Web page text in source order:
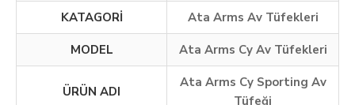
KATAGORİ Ata Arms Av Tüfekleri
MODEL Ata Arms Cy Av Tüfekleri
ÜRÜN ADI
Ata Arms Cy Sporting Av
Tüfeği